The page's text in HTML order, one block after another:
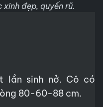
đẹp, quyến rũ.